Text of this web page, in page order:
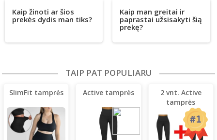
Kaip žinoti ar šios
prekės dydis man tiks?
Kaip man greitai ir
paprastai užsisakyti šią
prekę?
TAIP PAT POPULIARU
SlimFit tamprės Active tamprės
2 vnt. Active
tamprės